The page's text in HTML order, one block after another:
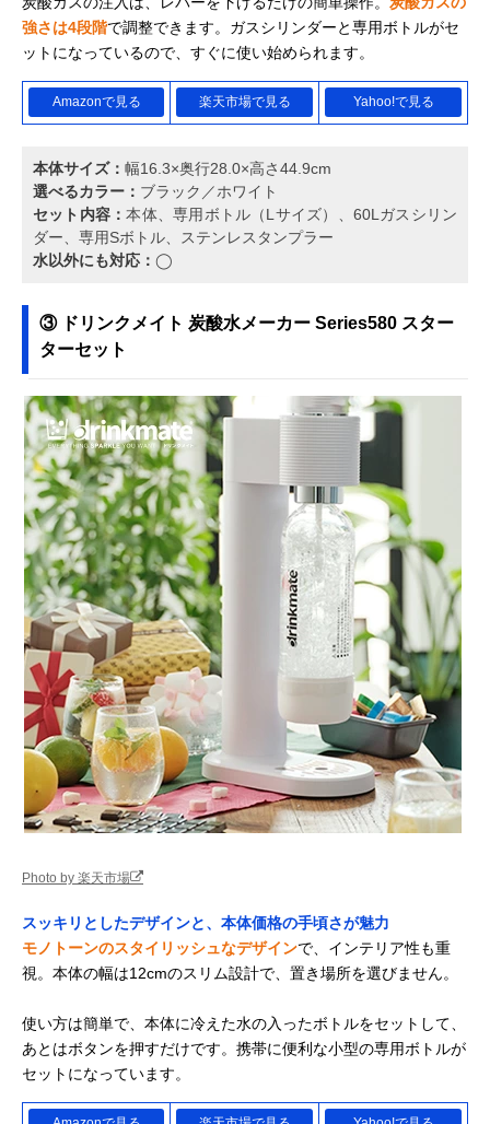
強さは4段階で調整できます。ガスシリンダーと専用ボトルがセ
ットになっているので、すぐに使い始められます。
Amazonで見る 楽天市場で見る Yahoo!で見る
本体サイズ： 幅16.3×奥行28.0×高さ44.9cm
選べるカラー： ブラック／ホワイト
セット内容：本体、専用ボトル（Lサイズ）、60Lガスシリン
ダー、専用Sボトル、ステンレスタンプラー
水以外にも対応： ◯
③ ドリンクメイト 炭酸水メーカー Series580 スター
ターセット
Photo by 楽天市場
スッキリとしたデザインと、本体価格の手頃さが魅力
モノトーンのスタイリッシュなデザインで、インテリア性も重
視。本体の幅は12cmのスリム設計で、置き場所を選びません。
使い方は簡単で、本体に冷えた水の入ったボトルをセットして、
あとはボタンを押すだけです。携帯に便利な小型の専用ボトルが
セットになっています。